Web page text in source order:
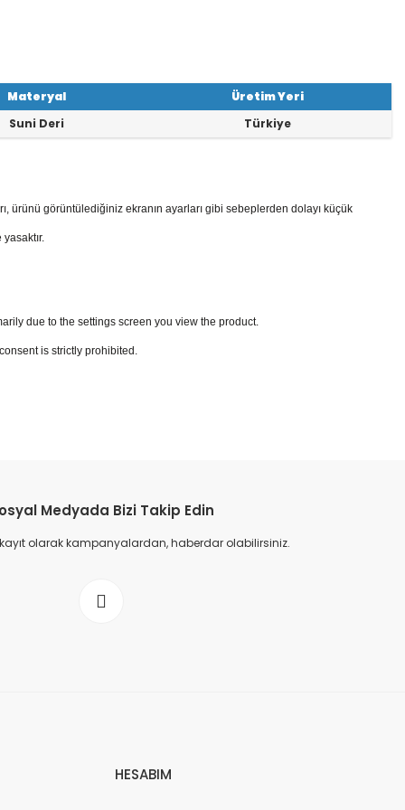
Materyal
Üretim Yeri
Suni Deri Türkiye
ürünü görüntülediğiniz ekranın ayarları gibi sebeplerden dolayı küçük
due to the settings screen you view the product.
is strictly prohibited.
Medyada Bizi Takip Edin
olarak kampanyalardan, haberdar olabilirsiniz.
HESABIM